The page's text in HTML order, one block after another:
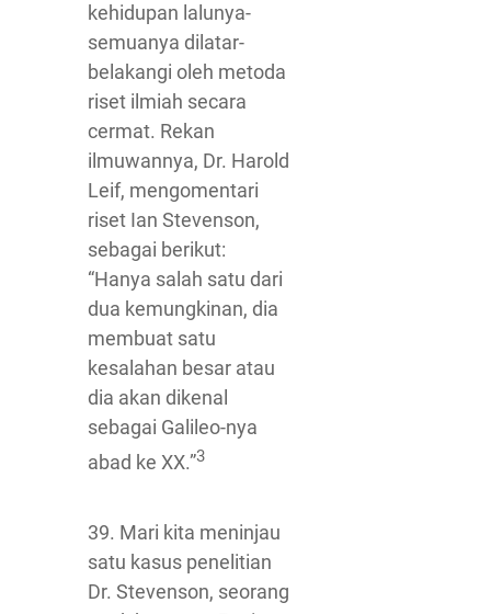
kehidupan lalunya-
semuanya dilatar-
belakangi oleh metoda
riset ilmiah secara
cermat. Rekan
ilmuwannya, Dr. Harold
Leif, mengomentari
riset Ian Stevenson,
sebagai berikut:
“Hanya salah satu dari
dua kemungkinan, dia
membuat satu
kesalahan besar atau
dia akan dikenal
sebagai Galileo-nya
abad ke XX.”3
39. Mari kita meninjau
satu kasus penelitian
Dr. Stevenson, seorang